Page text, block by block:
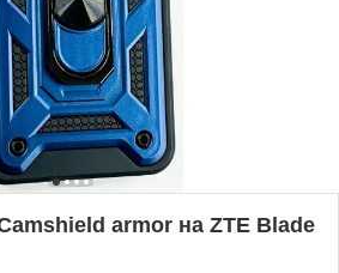
armor на ZTE Blade